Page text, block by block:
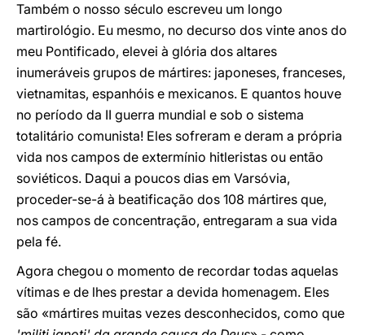
Também o nosso século escreveu um longo
martirológio. Eu mesmo, no decurso dos vinte anos do
meu Pontificado, elevei à glória dos altares
inumeráveis grupos de mártires: japoneses, franceses,
vietnamitas, espanhóis e mexicanos. E quantos houve
no período da II guerra mundial e sob o sistema
totalitário comunista! Eles sofreram e deram a própria
vida nos campos de extermínio hitleristas ou então
soviéticos. Daqui a poucos dias em Varsóvia,
proceder-se-á à beatificação dos 108 mártires que,
nos campos de concentração, entregaram a sua vida
pela fé.
Agora chegou o momento de recordar todas aquelas
vítimas e de lhes prestar a devida homenagem. Eles
são «mártires muitas vezes desconhecidos, como que